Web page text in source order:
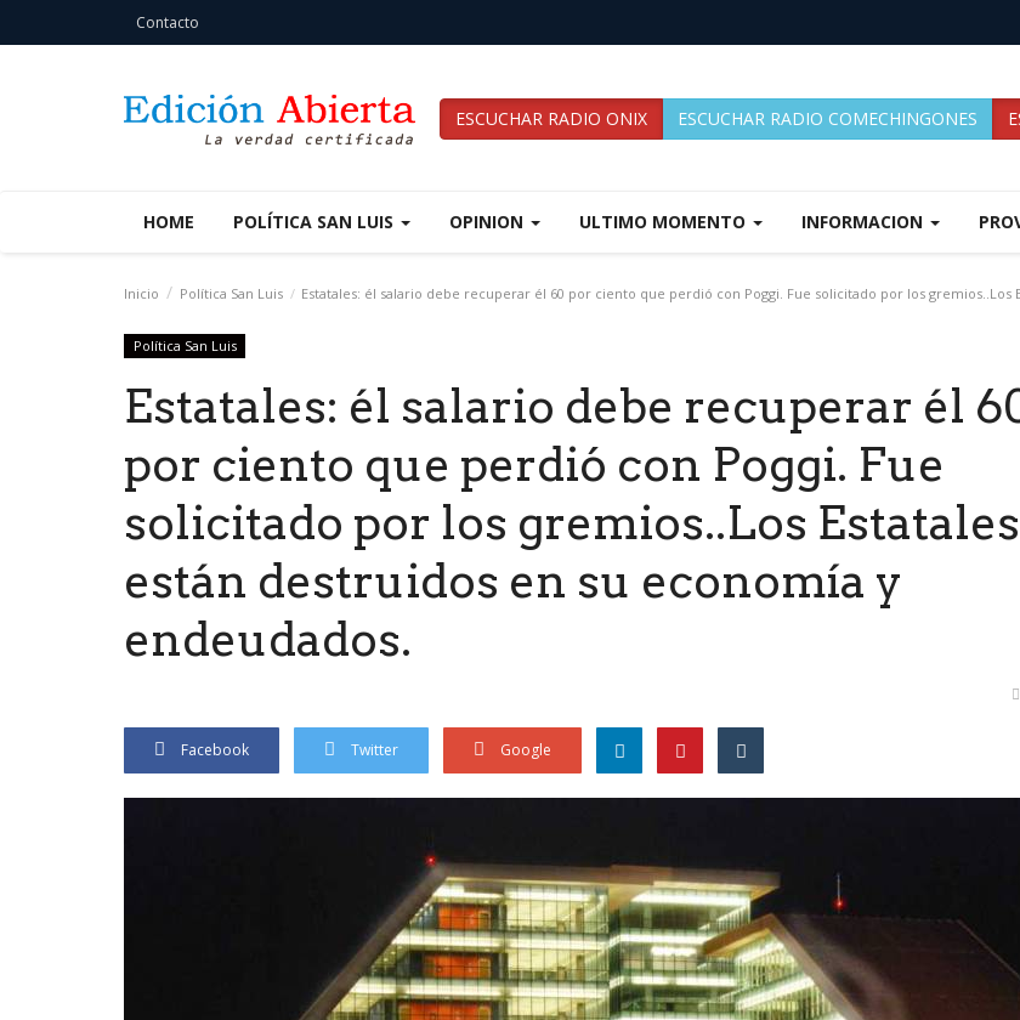
Contacto
ESCUCHAR RADIO ONIX ESCUCHAR RADIO COMECHINGONES
HOME POLÍTICA SAN LUIS OPINION ULTIMO MOMENTO INFORMACION
Inicio Política San Luis Estatales: él salario debe recuperar él 60 por ciento que perdió con Poggi. Fue solicitado por los
Política San Luis
Estatales: él salario debe recuperar él
por ciento que perdió con Poggi. Fue
solicitado por los gremios..Los Estatales
están destruidos en su economía y
endeudados.
Facebook Twitter Google